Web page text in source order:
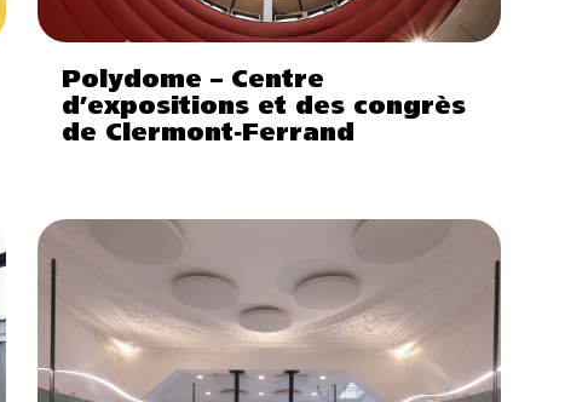
Polydome – Centre
d’expositions et des congrès
de Clermont-Ferrand